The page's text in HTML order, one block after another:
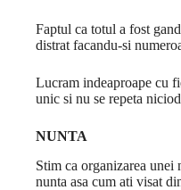
Faptul ca totul a fost
distrat facandu-si
Lucram indeaproape cu
unic si nu se repeta
NUNTA
Stim ca organizarea
nunta asa cum ati visat